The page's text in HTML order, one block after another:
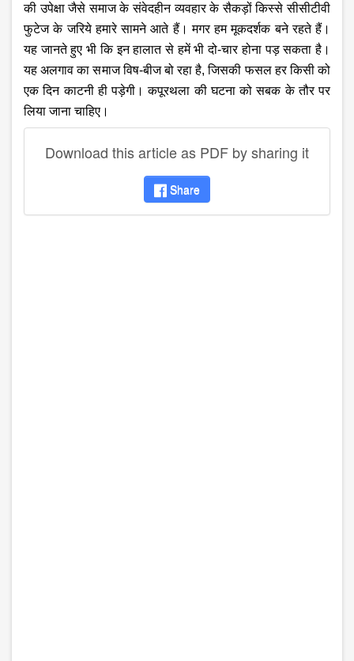
की उपेक्षा जैसे समाज के संवेदहीन व्यवहार के सैकड़ों किस्से सीसीटीवी
फुटेज के जरिये हमारे सामने आते हैं। मगर हम मूकदर्शक बने रहते हैं।
यह जानते हुए भी कि इन हालात से हमें भी दो-चार होना पड़ सकता है।
यह अलगाव का समाज विष-बीज बो रहा है, जिसकी फसल हर किसी को
एक दिन काटनी ही पड़ेगी। कपूरथला की घटना को सबक के तौर पर
लिया जाना चाहिए।
Download this article as PDF by sharing it
Share